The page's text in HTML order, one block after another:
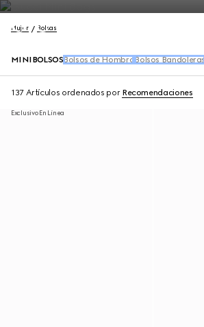
Mujer Bolsas
MINIBOLSOS Bolsos de Hombro Bolsos Bandoleras
137 Artículos ordenados por Recomendaciones
Exclusivo En Línea